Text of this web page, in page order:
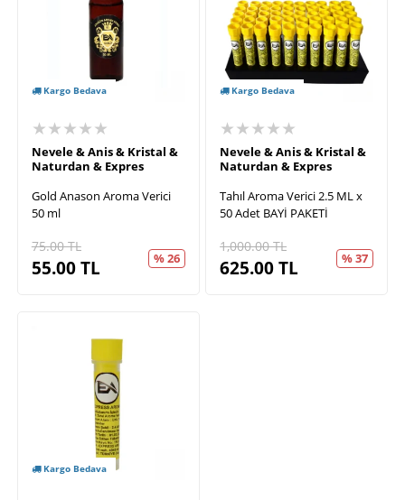
Kargo Bedava
★★★★★
Nevele & Anis & Kristal &
Naturdan & Expres
Gold Anason Aroma Verici
50 ml
75.00TL
55.00TL % 26
Kargo Bedava
★★★★★
Nevele & Anis & Kristal &
Naturdan & Expres
Tahıl Aroma Verici 2.5 ML x
50 Adet BAYİ PAKETİ
1,000.00TL
625.00TL % 37
Kargo Bedava